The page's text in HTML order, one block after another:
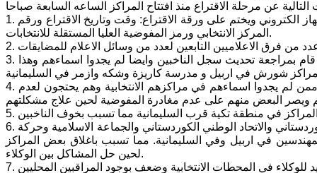
1. استخدام تقنية جديدة وهي الختم الالكتروني حيث يتضمن إدخال ورقة الاقتراع في جهاز الكتروني ويختم على ورقة الاقتراع: وقت وتاريخ الاقتراع ورقم
المركز الانتخابي ورمز المفوضية العليا المستقلة للانتخابات.
3. وجود مشاكل في سجل الناخبين وعدم وجود اسماء الكثيرين علما ان البعض منهم قام بمراجعة تحديث سجل الناخبين وايضا لم يجدوا اسماءهم وهذا
4. تجمع عدد من المواطنين في باب مكتب المفوضية العليا للانتخابات في السليمانية ممن لم يجدوا اسماءهم في مراكزهم الانتخابية وهم يحتجون لعدم
6. وجود بعض المشاكل بين مؤيدي ووكلاء السياسيين لكل من الحزب الديمقراطي الكوردستاني والاتحاد الوطني الكوردستاني والجماعة الاسلامية وحركة
في اربيل وفي السليمانية. مما تسبب باغلاق بعض المراكز
لحين حل المشاكل بين الوكلاء.